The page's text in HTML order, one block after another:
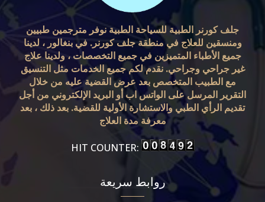
جلف كورنر الطبية للسياحة الطبية نوفر مترجمين طبيين
ومنسقين للعلاج في منطقة جلف كورنر. في بنغالور ، لدينا
جميع الأطباء المتميزين في جميع التخصصات ، ولدينا علاج
غير جراحي وجراحي. نقدم لكم جميع الخدمات مثل التنسيق
مع الطبيب المتخصص بعد عرض القضية عليه من خلال
التقرير المرسل على الواتس اب أو البريد الإلكتروني من أجل
تقديم الرأي الطبي والاستشارة الأولية للقضية. بعد ذلك ، بعد
معرفة مدة العلاج
HIT COUNTER:
روابط سريعة